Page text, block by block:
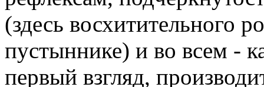
(здесь восхитительного
пустыннике) и во всем -
первый взгляд,